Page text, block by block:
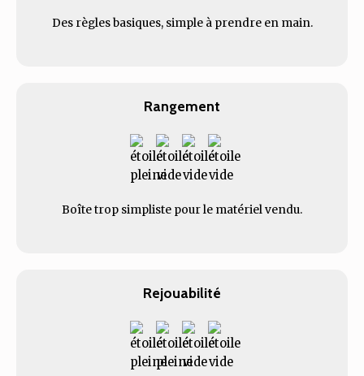
Des règles basiques, simple à prendre en main.
Rangement
Boîte trop simpliste pour le matériel vendu.
Rejouabilité